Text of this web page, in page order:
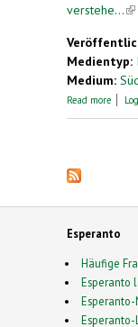
verstehe...
Medientyp:
Medium:
Read more
Esperanto
Häufige
Esperanto
Esperanto-